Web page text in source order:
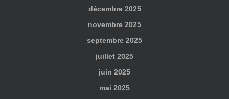
décembre 2025
novembre 2025
septembre 2025
juillet 2025
juin 2025
mai 2025